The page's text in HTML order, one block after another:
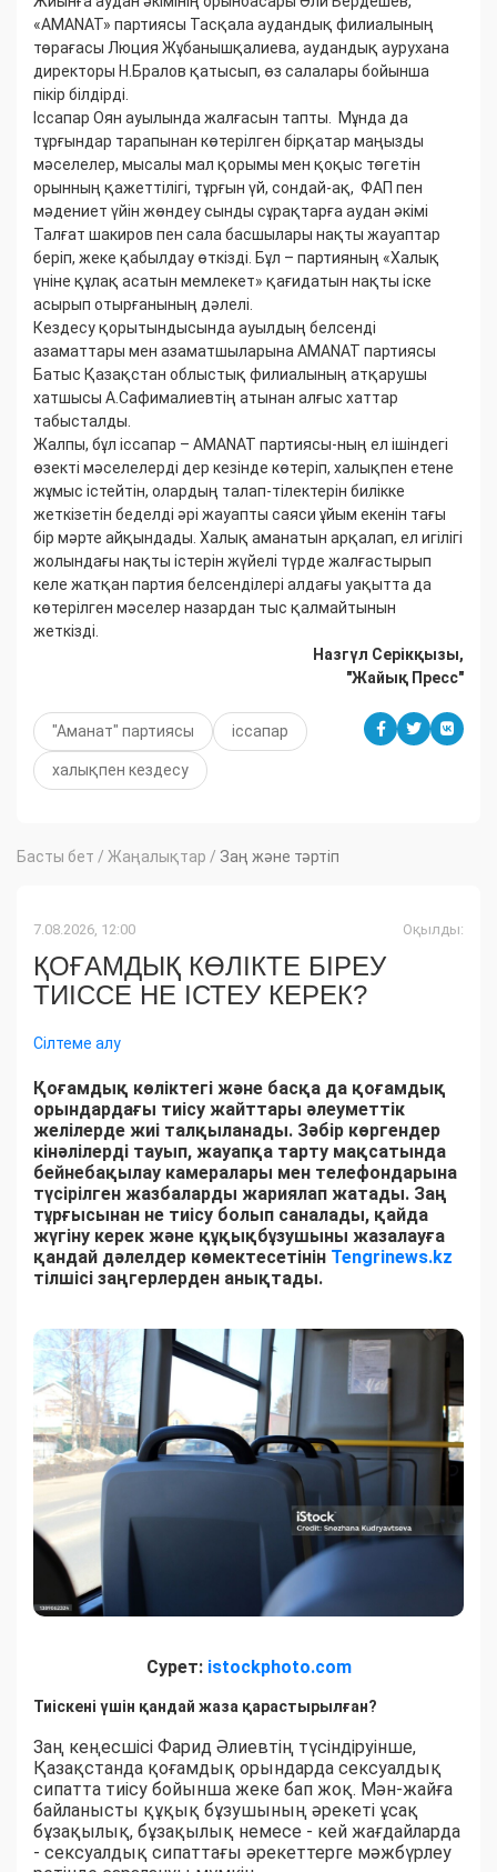
«AMANAT» партиясы Тасқала аудандық филиалының
төрағасы Люция Жұбанышқалиева, аудандық аурухана
директоры Н.Бралов қатысып, өз салалары бойынша
пікір білдірді.
Іссапар Оян ауылында жалғасын тапты. Мұнда да
тұрғындар тарапынан көтерілген бірқатар маңызды
мәселелер, мысалы мал қорымы мен қоқыс төгетін
орынның қажеттілігі, тұрғын үй, сондай-ақ, ФАП пен
мәдениет үйін жөндеу сынды сұрақтарға аудан әкімі
Талғат шакиров пен сала басшылары нақты жауаптар
беріп, жеке қабылдау өткізді. Бұл – партияның «Халық
үніне құлақ асатын мемлекет» қағидатын нақты іске
асырып отырғанының дәлелі.
Кездесу қорытындысында ауылдың белсенді
азаматтары мен азаматшыларына AMANAT партиясы
Батыс Қазақстан облыстық филиалының атқарушы
хатшысы А.Сафималиевтің атынан алғыс хаттар
табысталды.
Жалпы, бұл іссапар – AMANAT партиясы-ның ел ішіндегі
өзекті мәселелерді дер кезінде көтеріп, халықпен етене
жұмыс істейтін, олардың талап-тілектерін билікке
жеткізетін беделді әрі жауапты саяси ұйым екенін тағы
бір мәрте айқындады. Халық аманатын арқалап, ел игілігі
жолындағы нақты істерін жүйелі түрде жалғастырып
келе жатқан партия белсенділері алдағы уақытта да
көтерілген мәселер назардан тыс қалмайтынын
жеткізді.
Назгүл Серікқызы,
"Жайық Пресс"
"Аманат" партиясы іссапар
халықпен кездесу
Басты бет / Жаңалықтар / Заң және тәртіп
7.08.2026, 12:00 Оқылды:
ҚОҒАМДЫҚ КӨЛІКТЕ БІРЕУ
ТИІССЕ НЕ ІСТЕУ КЕРЕК?
Сілтеме алу
Қоғамдық көліктегі және басқа да қоғамдық
орындардағы тиісу жайттары әлеуметтік
желілерде жиі талқыланады. Зәбір көргендер
кінәлілерді тауып, жауапқа тарту мақсатында
бейнебақылау камералары мен телефондарына
түсірілген жазбаларды жариялап жатады. Заң
тұрғысынан не тиісу болып саналады, қайда
жүгіну керек және құқықбұзушыны жазалауға
қандай дәлелдер көмектесетінін Tengrinews.kz
тілшісі заңгерлерден анықтады.
Сурет: istockphoto.com
Тиіскені үшін қандай жаза қарастырылған?
Заң кеңесшісі Фарид Әлиевтің түсіндіруінше,
Қазақстанда қоғамдық орындарда сексуалдық
сипатта тиісу бойынша жеке бап жоқ. Мән-жайға
байланысты құқық бұзушының әрекеті ұсақ
бұзақылық, бұзақылық немесе - кей жағдайларда
- сексуалдық сипаттағы әрекеттерге мәжбүрлеу